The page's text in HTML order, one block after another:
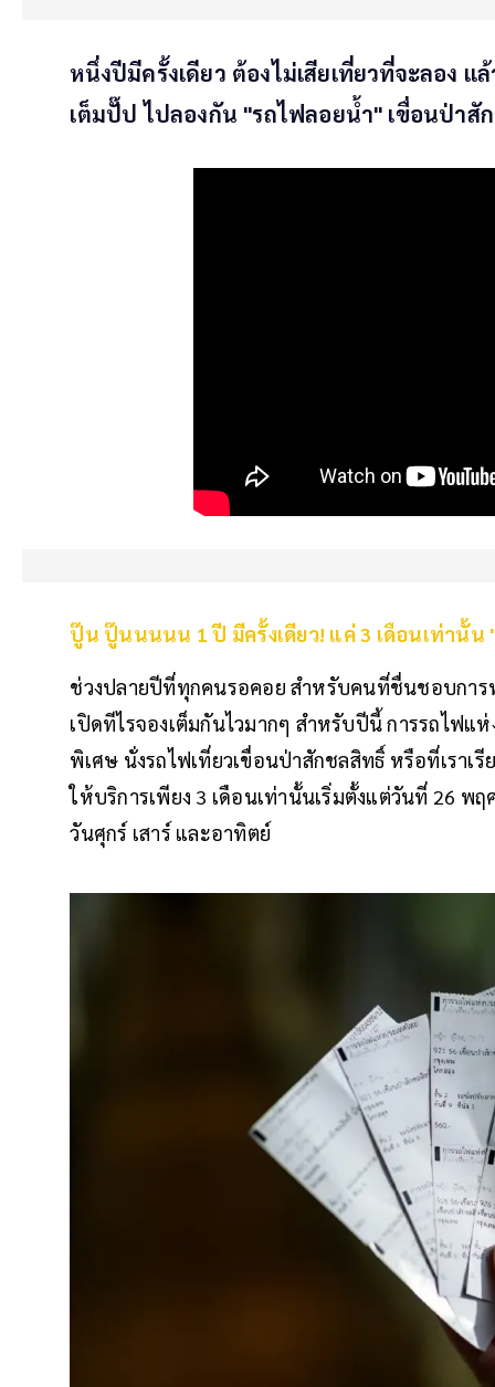
หนึ่งปีมีครั้งเดียว ต้องไม่เสียเที่ยวที่จะลอง
เต็มปั๊ป ไปลองกัน "รถไฟลอยน้ำ" เขื่อนป่าสั
ปู๊น ปู๊นนนนน 1 ปี มีครั้งเดียว! แค่ 3 เดือนเท่านั้
ช่วงปลายปีที่ทุกคนรอคอย สำหรับคนที่ชื่นชอบการ
เปิดทีไรจองเต็มกันไวมากๆ สำหรับปีนี้ การรถไฟแ
พิเศษ นั่งรถไฟเที่ยวเขื่อนป่าสักชลสิทธิ์ หรือที่เราเ
ให้บริการเพียง 3 เดือนเท่านั้นเริ่มตั้งแต่วันที่ 26 พ
วันศุกร์ เสาร์ และอาทิตย์